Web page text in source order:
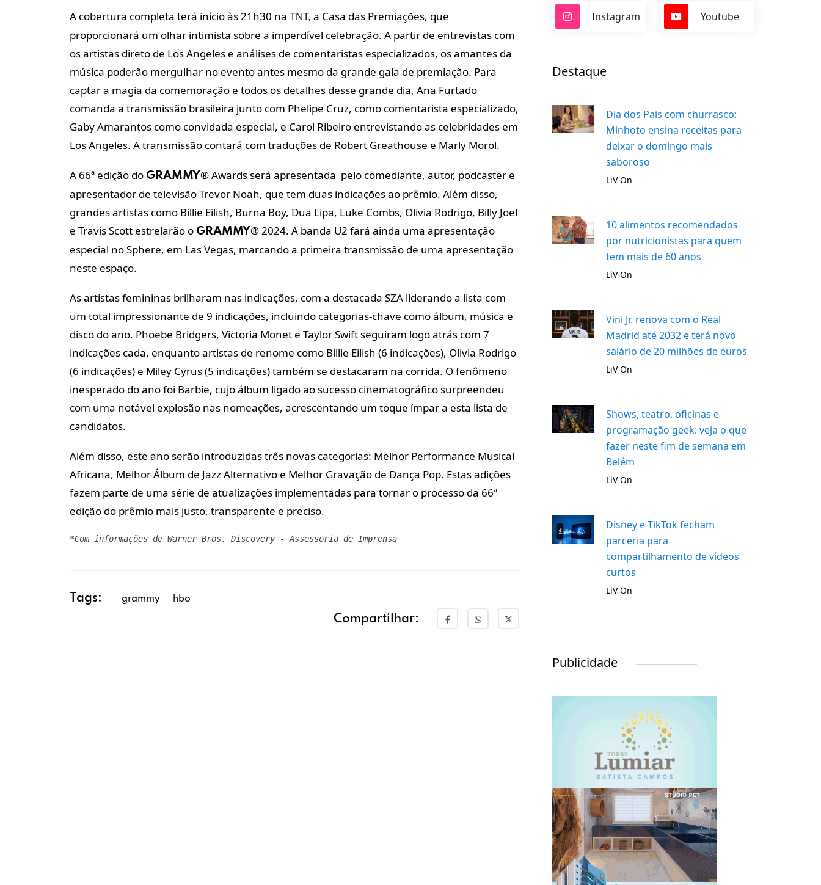
A cobertura completa terá início às 21h30 na TNT, a Casa das Premiações, que
proporcionará um olhar intimista sobre a imperdível celebração. A partir de entrevistas com
os artistas direto de Los Angeles e análises de comentaristas especializados, os amantes da
música poderão mergulhar no evento antes mesmo da grande gala de premiação. Para
captar a magia da comemoração e todos os detalhes desse grande dia, Ana Furtado
comanda a transmissão brasileira junto com Phelipe Cruz, como comentarista especializado,
Gaby Amarantos como convidada especial, e Carol Ribeiro entrevistando as celebridades em
Los Angeles. A transmissão contará com traduções de Robert Greathouse e Marly Morol.
A 66ª edição do GRAMMY® Awards será apresentada pelo comediante, autor, podcaster e
apresentador de televisão Trevor Noah, que tem duas indicações ao prêmio. Além disso,
grandes artistas como Billie Eilish, Burna Boy, Dua Lipa, Luke Combs, Olivia Rodrigo, Billy Joel
e Travis Scott estrelarão o GRAMMY® 2024. A banda U2 fará ainda uma apresentação
especial no Sphere, em Las Vegas, marcando a primeira transmissão de uma apresentação
neste espaço.
As artistas femininas brilharam nas indicações, com a destacada SZA liderando a lista com
um total impressionante de 9 indicações, incluindo categorias-chave como álbum, música e
disco do ano. Phoebe Bridgers, Victoria Monet e Taylor Swift seguiram logo atrás com 7
indicações cada, enquanto artistas de renome como Billie Eilish (6 indicações), Olivia Rodrigo
(6 indicações) e Miley Cyrus (5 indicações) também se destacaram na corrida. O fenômeno
inesperado do ano foi Barbie, cujo álbum ligado ao sucesso cinematográfico surpreendeu
com uma notável explosão nas nomeações, acrescentando um toque ímpar a esta lista de
candidatos.
Além disso, este ano serão introduzidas três novas categorias: Melhor Performance Musical
Africana, Melhor Álbum de Jazz Alternativo e Melhor Gravação de Dança Pop. Estas adições
fazem parte de uma série de atualizações implementadas para tornar o processo da 66ª
edição do prêmio mais justo, transparente e preciso.
*Com informações de Warner Bros. Discovery - Assessoria de Imprensa
Tags: grammy hbo
Compartilhar:
Instagram Youtube
Destaque
Dia dos Pais com churrasco:
Minhoto ensina receitas para
deixar o domingo mais
saboroso
LiV On
10 alimentos recomendados
por nutricionistas para quem
tem mais de 60 anos
LiV On
Vini Jr. renova com o Real
Madrid até 2032 e terá novo
salário de 20 milhões de euros
LiV On
Shows, teatro, oficinas e
programação geek: veja o que
fazer neste fim de semana em
Belém
LiV On
Disney e TikTok fecham
parceria para
compartilhamento de vídeos
curtos
LiV On
Publicidade